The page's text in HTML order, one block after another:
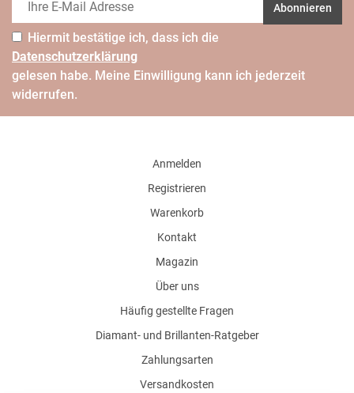
Abonnieren
Hiermit bestätige ich, dass ich die
Daten­schutz­erklärung
gelesen habe. Meine Einwilligung kann ich jederzeit
widerrufen.
Anmelden
Registrieren
Warenkorb
Kontakt
Magazin
Über uns
Häufig gestellte Fragen
Diamant- und Brillanten-Ratgeber
Zahlungsarten
Versandkosten